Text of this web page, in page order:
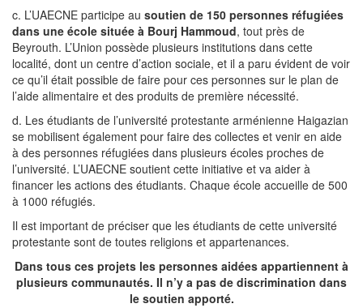
c. L’UAECNE participe au soutien de 150 personnes réfugiées
dans une école située à Bourj Hammoud, tout près de
Beyrouth. L’Union possède plusieurs institutions dans cette
localité, dont un centre d’action sociale, et il a paru évident de voir
ce qu’il était possible de faire pour ces personnes sur le plan de
l’aide alimentaire et des produits de première nécessité.
d. Les étudiants de l’université protestante arménienne Haigazian
se mobilisent également pour faire des collectes et venir en aide
à des personnes réfugiées dans plusieurs écoles proches de
l’université. L’UAECNE soutient cette initiative et va aider à
financer les actions des étudiants. Chaque école accueille de 500
à 1000 réfugiés.
Il est important de préciser que les étudiants de cette université
protestante sont de toutes religions et appartenances.
Dans tous ces projets les personnes aidées appartiennent à
plusieurs communautés. Il n’y a pas de discrimination dans
le soutien apporté.